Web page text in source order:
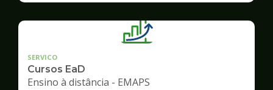
SERVICO
Cursos EaD
Ensino à distância - EMAPS